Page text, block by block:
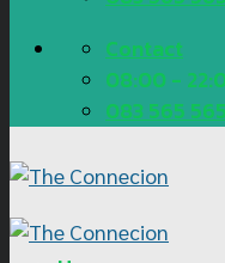
Contact
08:00 -
083 565